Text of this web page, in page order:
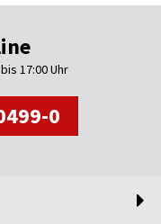
17:00 Uhr
0